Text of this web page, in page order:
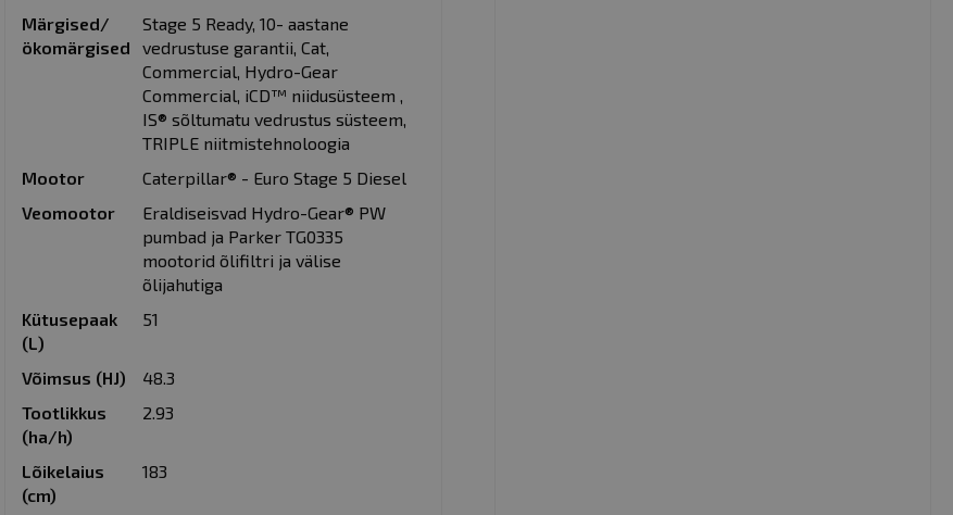
Märgised/
ökomärgised
Stage 5 Ready, 10- aastane
vedrustuse garantii, Cat,
Commercial, Hydro-Gear
Commercial, iCD™ niidusüsteem ,
IS® sõltumatu vedrustus süsteem,
TRIPLE niitmistehnoloogia
Mootor
Caterpillar® - Euro Stage 5 Diesel
Veomootor
Eraldiseisvad Hydro-Gear® PW
pumbad ja Parker TG0335
mootorid õlifiltri ja välise
õlijahutiga
Kütusepaak
(L)
51
Võimsus (HJ)
48.3
Tootlikkus
(ha/h)
2.93
Lõikelaius
(cm)
183